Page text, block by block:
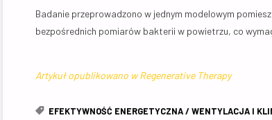
Badanie przeprowadzono w jednym modelowym
bezpośrednich pomiarów bakterii w powietrzu, co
Artykuł opublikowano w Regenerative Therapy
EFEKTYWNOŚĆ ENERGETYCZNA/WENTYLACJA I